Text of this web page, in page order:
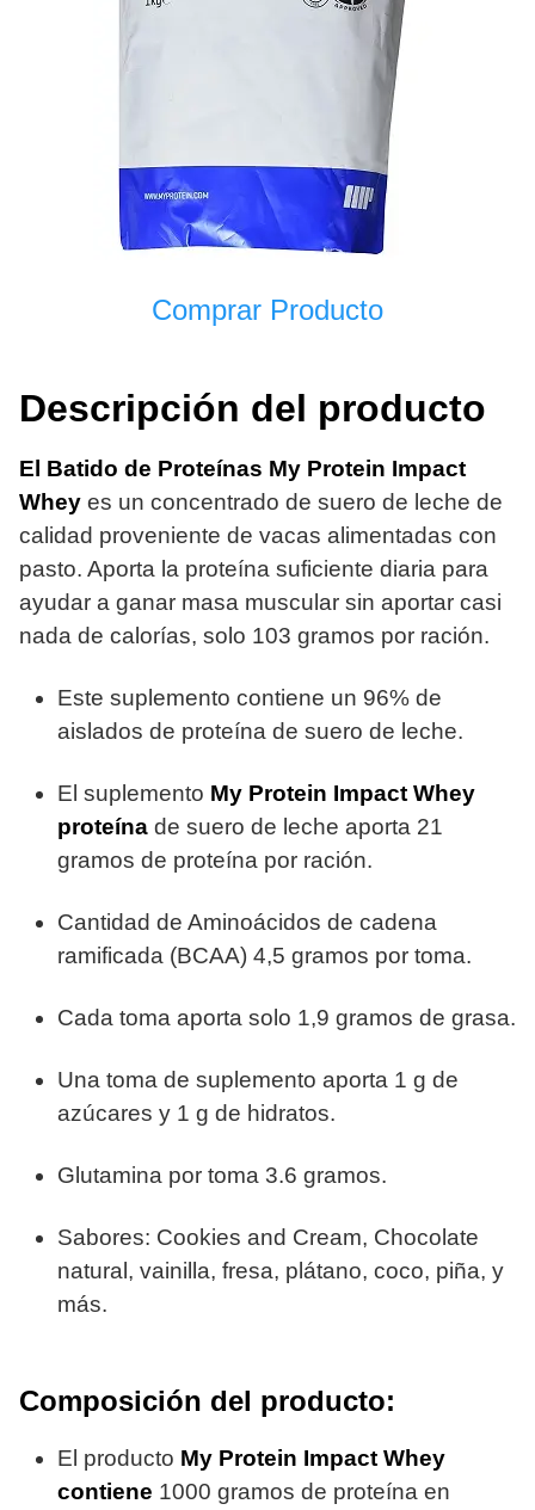
Comprar Producto
Descripción del producto
El Batido de Proteínas My Protein Impact
Whey es un concentrado de suero de leche de
calidad proveniente de vacas alimentadas con
pasto. Aporta la proteína suficiente diaria para
ayudar a ganar masa muscular sin aportar casi
nada de calorías, solo 103 gramos por ración.
Este suplemento contiene un 96% de
aislados de proteína de suero de leche.
El suplemento My Protein Impact Whey
proteína de suero de leche aporta 21
gramos de proteína por ración.
Cantidad de Aminoácidos de cadena
ramificada (BCAA) 4,5 gramos por toma.
Cada toma aporta solo 1,9 gramos de grasa.
Una toma de suplemento aporta 1 g de
azúcares y 1 g de hidratos.
Glutamina por toma 3.6 gramos.
Sabores: Cookies and Cream, Chocolate
natural, vainilla, fresa, plátano, coco, piña, y
más.
Composición del producto:
El producto My Protein Impact Whey
contiene 1000 gramos de proteína en